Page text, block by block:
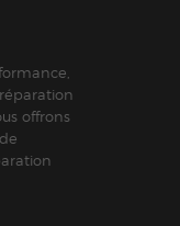
offrons